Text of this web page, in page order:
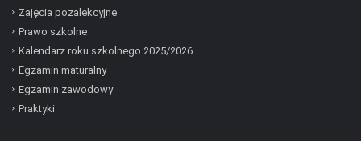
Zajęcia pozalekcyjne
Prawo szkolne
Kalendarz roku szkolnego 2025/2026
Egzamin maturalny
Egzamin zawodowy
Praktyki